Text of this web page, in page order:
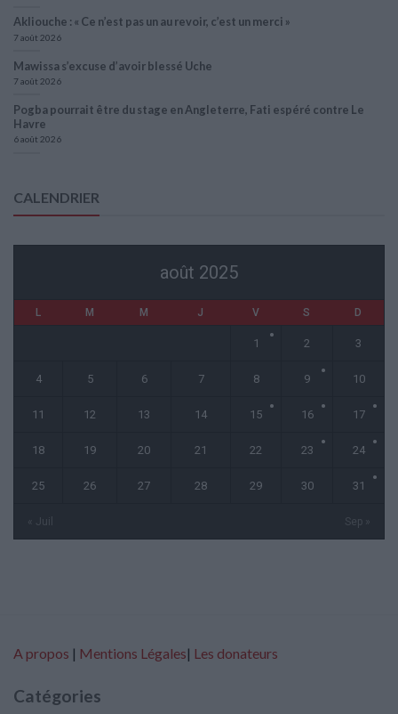
Akliouche : « Ce n’est pas un au revoir, c’est un merci »
7 août 2026
Mawissa s’excuse d’avoir blessé Uche
7 août 2026
Pogba pourrait être du stage en Angleterre, Fati espéré contre Le
Havre
6 août 2026
CALENDRIER
août 2025
L M M J V S D
« Juil Sep »
1 2 3
4 5 6 7 8 9 10
11 12 13 14 15 16 17
18 19 20 21 22 23 24
25 26 27 28 29 30 31
A propos | Mentions Légales| Les donateurs
Catégories